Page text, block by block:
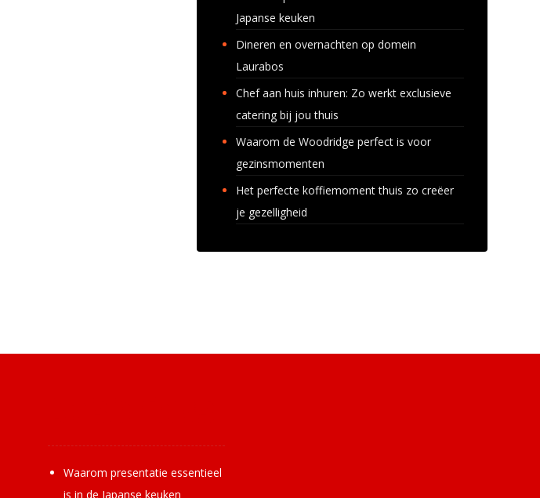
Japanse keuken
Dineren en overnachten op domein
Laurabos
Chef aan huis inhuren: Zo werkt exclusieve
catering bij jou thuis
Waarom de Woodridge perfect is voor
gezinsmomenten
Het perfecte koffiemoment thuis zo creëer
je gezelligheid
Waarom presentatie essentieel
is in de Japanse keuken